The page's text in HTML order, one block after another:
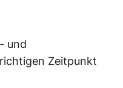
und
Zeitpunkt